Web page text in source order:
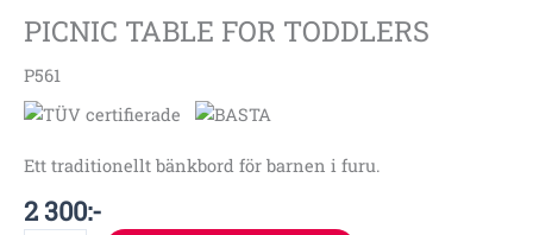
PICNIC TABLE FOR TODDLERS
P561
Ett traditionellt bänkbord för barnen i furu.
2 300:-